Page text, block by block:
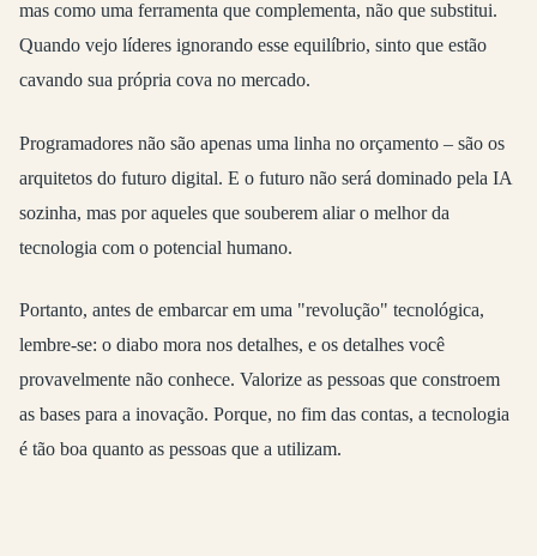
mas como uma ferramenta que complementa, não que substitui.
Quando vejo líderes ignorando esse equilíbrio, sinto que estão
cavando sua própria cova no mercado.
Programadores não são apenas uma linha no orçamento – são os
arquitetos do futuro digital. E o futuro não será dominado pela IA
sozinha, mas por aqueles que souberem aliar o melhor da
tecnologia com o potencial humano.
Portanto, antes de embarcar em uma "revolução" tecnológica,
lembre-se: o diabo mora nos detalhes, e os detalhes você
provavelmente não conhece. Valorize as pessoas que constroem
as bases para a inovação. Porque, no fim das contas, a tecnologia
é tão boa quanto as pessoas que a utilizam.